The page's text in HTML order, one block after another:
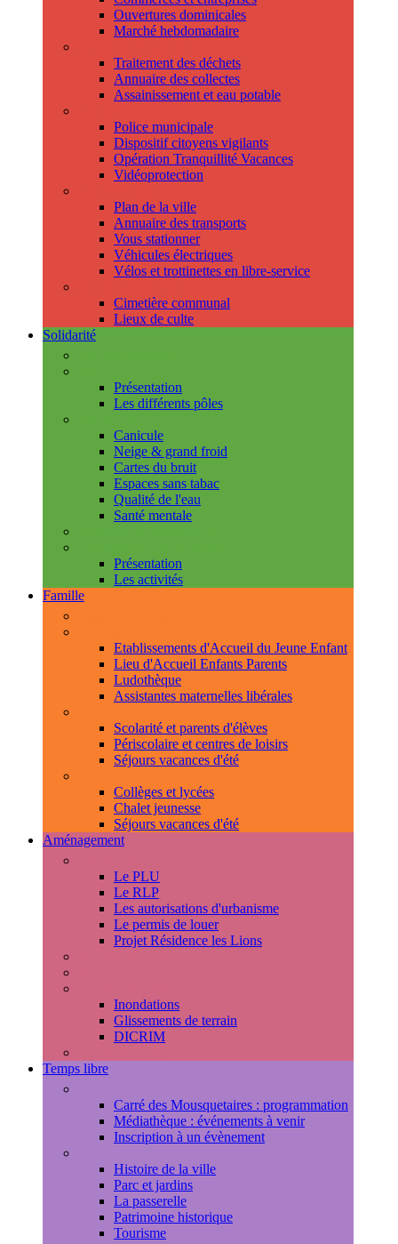
Ouvertures dominicales
Marché hebdomadaire
Traitement des déchets
Annuaire des collectes
Assainissement et eau potable
Police municipale
Dispositif citoyens vigilants
Opération Tranquillité Vacances
Vidéoprotection
Plan de la ville
Annuaire des transports
Vous stationner
Véhicules électriques
Vélos et trottinettes en libre-service
Cimetière communal
Lieux de culte
Solidarité
Présentation
Les différents pôles
Canicule
Neige & grand froid
Cartes du bruit
Espaces sans tabac
Qualité de l'eau
Santé mentale
Présentation
Les activités
Famille
Etablissements d'Accueil du Jeune Enfant
Lieu d'Accueil Enfants Parents
Ludothèque
Assistantes maternelles libérales
Scolarité et parents d'élèves
Périscolaire et centres de loisirs
Séjours vacances d'été
Collèges et lycées
Chalet jeunesse
Séjours vacances d'été
Aménagement
Le PLU
Le RLP
Les autorisations d'urbanisme
Le permis de louer
Projet Résidence les Lions
Inondations
Glissements de terrain
DICRIM
Temps libre
Carré des Mousquetaires : programmation
Médiathèque : événements à venir
Inscription à un évènement
Histoire de la ville
Parc et jardins
La passerelle
Patrimoine historique
Tourisme